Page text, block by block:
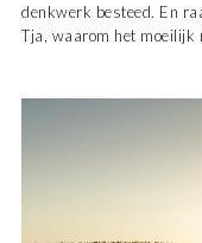
denkwerk besteed. En
Tja, waarom het moeilijk